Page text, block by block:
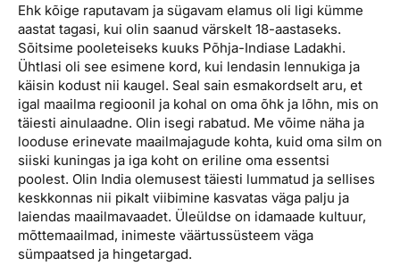
Ehk kõige raputavam ja sügavam elamus oli ligi kümme
aastat tagasi, kui olin saanud värskelt 18-aastaseks.
Sõitsime pooleteiseks kuuks Põhja-Indiase Ladakhi.
Ühtlasi oli see esimene kord, kui lendasin lennukiga ja
käisin kodust nii kaugel. Seal sain esmakordselt aru, et
igal maailma regioonil ja kohal on oma õhk ja lõhn, mis on
täiesti ainulaadne. Olin isegi rabatud. Me võime näha ja
looduse erinevate maailmajagude kohta, kuid oma silm on
siiski kuningas ja iga koht on eriline oma essentsi
poolest. Olin India olemusest täiesti lummatud ja sellises
keskkonnas nii pikalt viibimine kasvatas väga palju ja
laiendas maailmavaadet. Üleüldse on idamaade kultuur,
mõttemaailmad, inimeste väärtussüsteem väga
sümpaatsed ja hingetargad.